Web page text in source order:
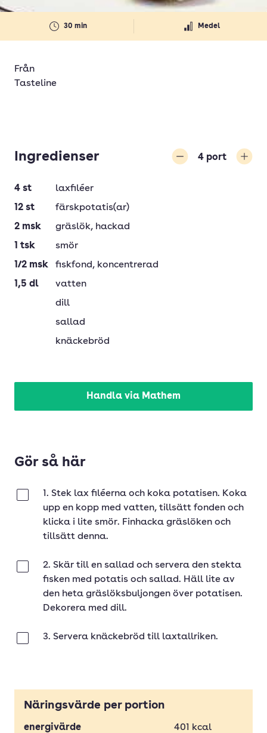
30 min Medel
Från
Tasteline
Ingredienser 4 port
4 st
laxfiléer
12 st
färskpotatis(ar)
2 msk gräslök, hackad
1 tsk
smör
1/2 msk fiskfond, koncentrerad
1,5 dl
vatten
dill
sallad
knäckebröd
Handla via Mathem
Gör så här
1. Stek lax filéerna och koka potatisen. Koka
upp en kopp med vatten, tillsätt fonden och
klicka i lite smör. Finhacka gräslöken och
tillsätt denna.
2. Skär till en sallad och servera den stekta
fisken med potatis och sallad. Häll lite av
den heta gräslöksbuljongen över potatisen.
Dekorera med dill.
3. Servera knäckebröd till laxtallriken.
Näringsvärde per portion
energivärde 401 kcal